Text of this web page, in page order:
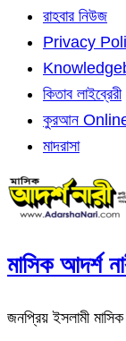
রাহবার নিউজ
Privacy
কিতাব লাইব্রেরী
কুরআন
মাদরাসা
মাসিক
জনপ্রিয় ইসলামী